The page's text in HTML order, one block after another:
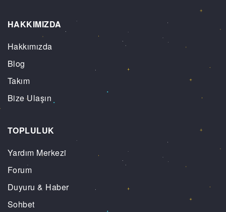
HAKKIMIZDA
Hakkımızda
Blog
Takım
Bize Ulaşın
TOPLULUK
Yardım Merkezi
Forum
Duyuru & Haber
Sohbet